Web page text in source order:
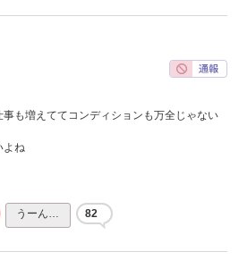
も増えててコンディションも万全じゃない
よね
うーん… 82